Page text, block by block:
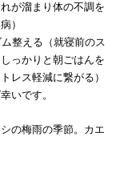
が溜まり体の不調を
）
整える（就寝前のス
っかりと朝ごはんを
レス軽減に繋がる）
いです。
の梅雨の季節。カエ